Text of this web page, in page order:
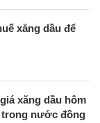
xăng dầu để
xăng dầu hôm
trong nước đồng